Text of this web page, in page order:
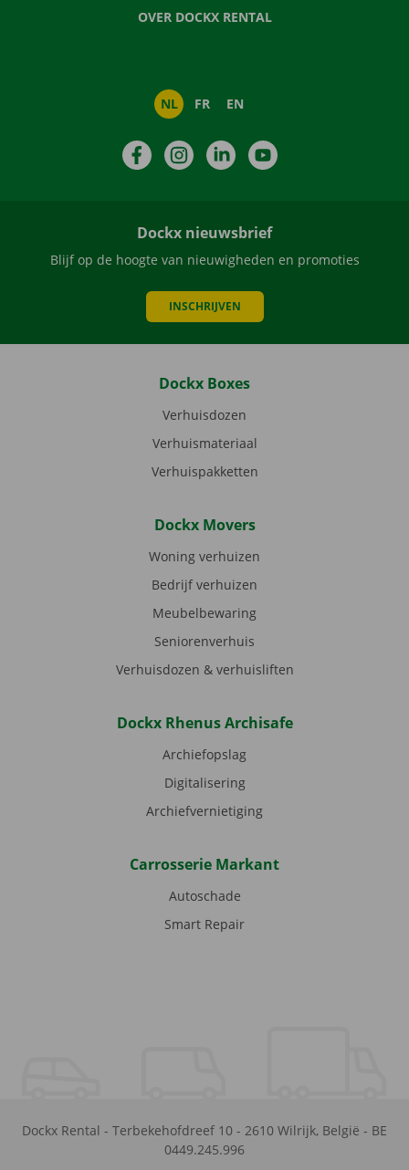
OVER DOCKX RENTAL
NL FR EN
FacebookInstagramLinkedIn
Dockx nieuwsbrief
Blijf op de hoogte van nieuwigheden en promoties
INSCHRIJVEN
Dockx Boxes
Verhuisdozen
Verhuismateriaal
Verhuispakketten
Dockx Movers
Woning verhuizen
Bedrijf verhuizen
Meubelbewaring
Seniorenverhuis
Verhuisdozen & verhuisliften
Dockx Rhenus Archisafe
Archiefopslag
Digitalisering
Archiefvernietiging
Carrosserie Markant
Autoschade
Smart Repair
Dockx Rental - Terbekehofdreef 10 - 2610 Wilrijk, België - BE
0449.245.996